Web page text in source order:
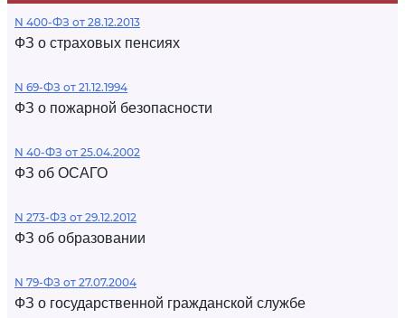
N 400-ФЗ от 28.12.2013
ФЗ о страховых пенсиях
N 69-ФЗ от 21.12.1994
ФЗ о пожарной безопасности
N 40-ФЗ от 25.04.2002
ФЗ об ОСАГО
N 273-ФЗ от 29.12.2012
ФЗ об образовании
N 79-ФЗ от 27.07.2004
ФЗ о государственной гражданской службе